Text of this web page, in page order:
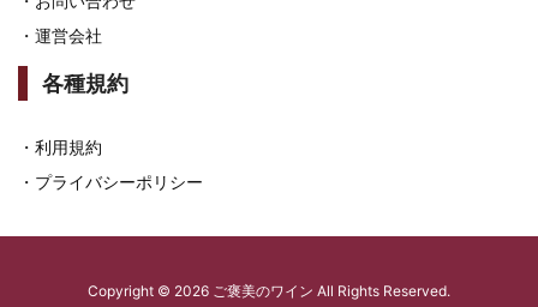
・ 運営会社
各種規約
・ 利用規約
・ プライバシーポリシー
Copyright © 2026 ご褒美のワイン All Rights Reserved.